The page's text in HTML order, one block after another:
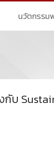
นวัตกรรม
บ